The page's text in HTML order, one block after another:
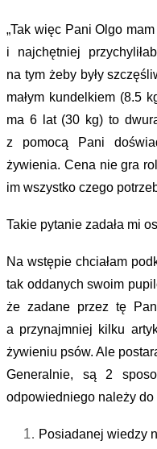
„Tak więc Pani Olgo
i najchętniej
na tym żeby były
małym kundelkiem (8.5
ma 6 lat (30 kg) to
z pomocą Pani
żywienia. Cena nie gra
im wszystko czego
Takie pytanie zadała mi
Na wstępie chciałam
tak oddanych swoim
że zadane przez tę
a przynajmniej kilku
żywieniu psów. Ale
Generalnie, są 2
odpowiedniego należy do
Posiadanej wiedzy